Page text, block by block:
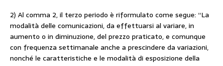
2) Al comma 2, il terzo periodo è riformulato come segue: “La
modalità delle comunicazioni, da effettuarsi al variare, in
aumento o in diminuzione, del prezzo praticato, e comunque
con frequenza settimanale anche a prescindere da variazioni,
nonché le caratteristiche e le modalità di esposizione della